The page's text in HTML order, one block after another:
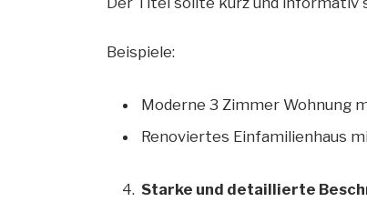
Beispiele:
Moderne 3 Zimmer Wohnung
Renoviertes Einfamilienhaus
Starke und detaillierte